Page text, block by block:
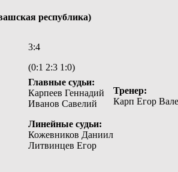
республика)
3:4
(0:1 2:3 1:0)
Главные судьи:
Карпеев Геннадий
Иванов Савелий
Линейные судьи:
Кожевников Даниил
Литвинцев Егор
Тренер:
Карп Егор